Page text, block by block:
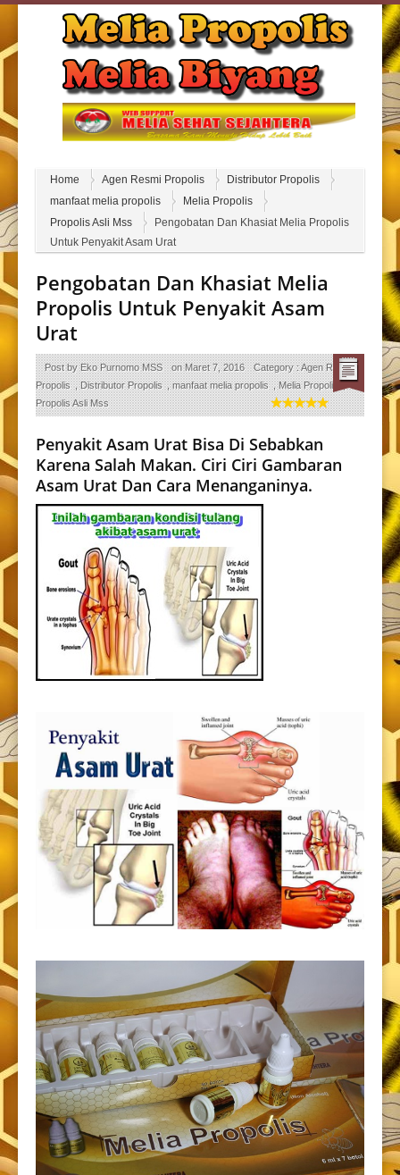
Home Agen Resmi Propolis
Distributor Propolis
manfaat melia propolis
Melia Propolis
Propolis Asli Mss
Pengobatan Dan Khasiat Melia Propolis
Untuk Penyakit Asam Urat
Pengobatan Dan Khasiat Melia
Propolis Untuk Penyakit Asam
Urat
Post byEko Purnomo MSS onMaret 7, 2016 Category :Agen Resmi
Propolis ,Distributor Propolis ,manfaat melia propolis ,Melia Propolis
,
Propolis Asli Mss
Penyakit Asam Urat Bisa Di Sebabkan
Karena Salah Makan. Ciri Ciri Gambaran
Asam Urat Dan Cara Menanganinya.